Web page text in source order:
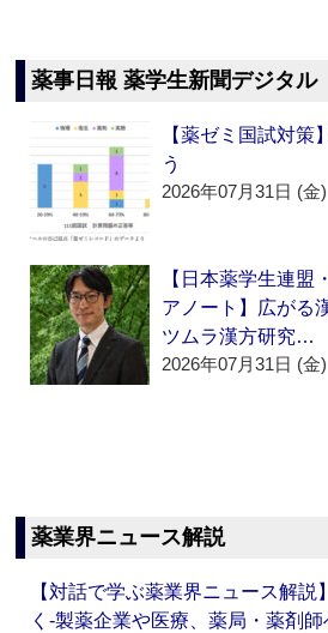
薬事日報 薬学生新聞デジタル
【薬ゼミ国試対策
う
2026年07月31日 (金)
【日本薬学生連盟
アノート】広がる
ツムラ漢方研究…
2026年07月31日 (金)
薬業界ニュース解説
【対話で学ぶ薬業界ニュース解
く‐製薬企業や医療、薬局・薬剤